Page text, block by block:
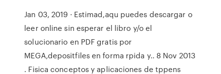
Jan 03, 2019 · Estimad,aqu puedes descargar o
leer online sin esperar el libro y/o el
solucionario en PDF gratis por
MEGA,depositfiles en forma rpida y.. 8 Nov 2013
. Fisica conceptos y aplicaciones de tppens